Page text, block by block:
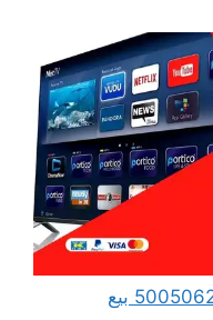
بيع تلفزيونات شاشات الكويت 50050623 بيع